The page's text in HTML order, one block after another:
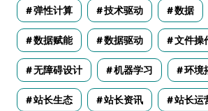
弹性计算 技术驱动 数据
数据赋能 数据驱动 文件操
无障碍设计 机器学习 环境
站长生态 站长资讯 站长运